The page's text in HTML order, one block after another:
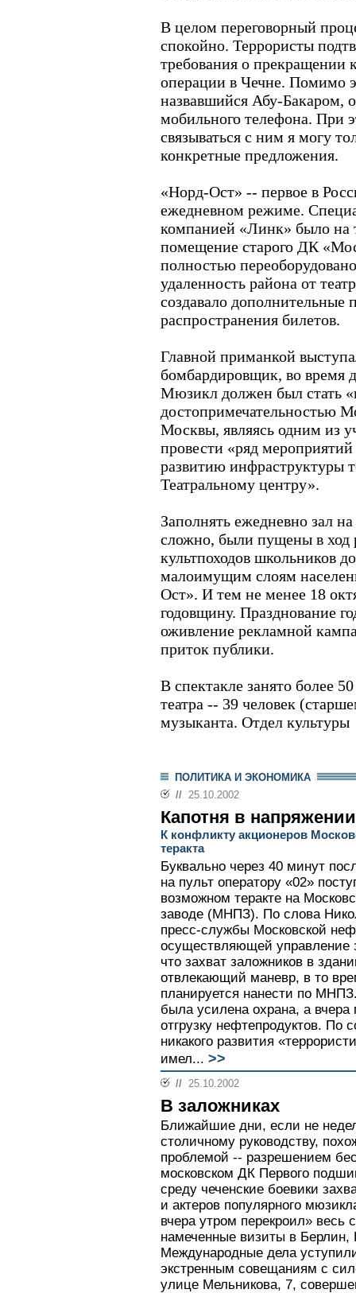
В целом переговорный
спокойно. Террористы
требования о прекращении
операции в Чечне. Помимо
назвавшийся Абу-Бакаром,
мобильного телефона. При
связываться с ним я могу
конкретные предложения.
«Норд-Ост» -- первое в
ежедневном режиме.
компанией «Линк» было на
помещение старого ДК
полностью
удаленность района от
создавало дополнительные
распространения билетов.
Главной приманкой
бомбардировщик, во время
Мюзикл должен был стать
достопримечательностью
Москвы, являясь одним из
провести «ряд мероприятий
развитию инфраструктуры
Театральному центру».
Заполнять ежедневно зал
сложно, были пущены в ход
культпоходов школьников
малоимущим слоям
Ост». И тем не менее 18
годовщину. Празднование
оживление рекламной
приток публики.
В спектакле занято более
театра -- 39 человек
музыканта. Отдел культуры
ПОЛИТИКА И ЭКОНОМИКА
// 25.10.2002
Капотня в напряжении
К конфликту акционеров
теракта
Буквально через 40 минут
на пульт оператору «02»
возможном теракте на
заводе (МНПЗ). По слова
пресс-службы Московской
осуществляющей
что захват заложников в
отвлекающий маневр, в то
планируется нанести по
была усилена охрана, а вчера
отгрузку нефтепродуктов. По
никакого развития
имел... >>
// 25.10.2002
В заложниках
Ближайшие дни, если не
столичному руководству,
проблемой -- разрешением
московском ДК Первого
среду чеченские боевики
и актеров популярного
вчера утром перекроил» весь
намеченные визиты в Берлин,
Международные дела
экстренным совещаниям с
улице Мельникова, 7,